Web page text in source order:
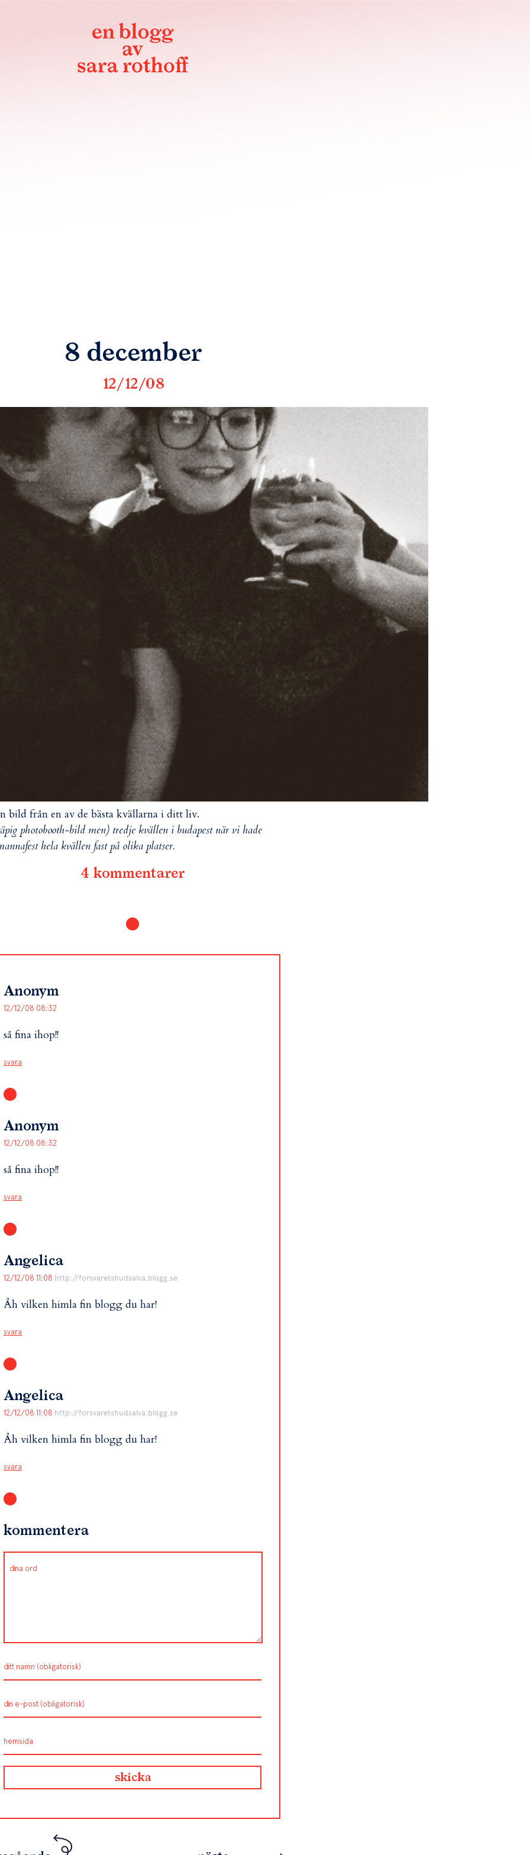
8 december
12/12/08
bild från en av de bästa kvällarna i ditt liv.
photobooth-bild men) tredje kvällen i budapest när vi hade
hela kvällen fast på olika platser.
4 kommentarer
Anonym
12/12/08 08:32
så fina ihop!!
svara
Anonym
12/12/08 08:32
så fina ihop!!
svara
Angelica
12/12/08 11:08 http://forsvaretshudsalva.blogg.se
Åh vilken himla fin blogg du har!
svara
Angelica
12/12/08 11:08 http://forsvaretshudsalva.blogg.se
Åh vilken himla fin blogg du har!
svara
kommentera